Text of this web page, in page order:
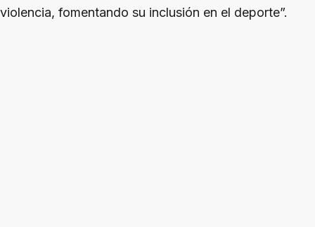
violencia, fomentando su inclusión en el deporte”.